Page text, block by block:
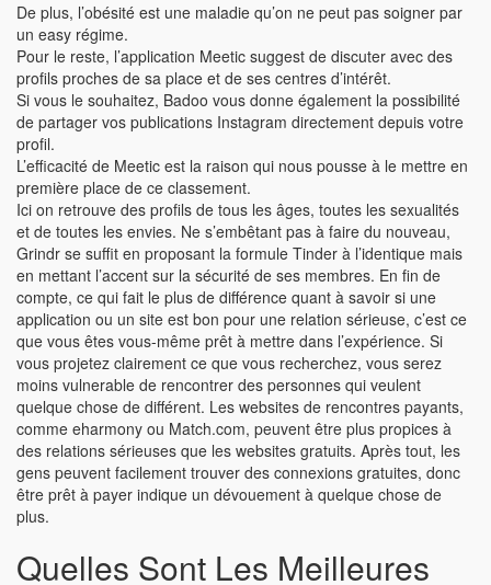
De plus, l’obésité est une maladie qu’on ne peut pas soigner par
un easy régime.
Pour le reste, l’application Meetic suggest de discuter avec des
profils proches de sa place et de ses centres d’intérêt.
Si vous le souhaitez, Badoo vous donne également la possibilité
de partager vos publications Instagram directement depuis votre
profil.
L’efficacité de Meetic est la raison qui nous pousse à le mettre en
première place de ce classement.
Ici on retrouve des profils de tous les âges, toutes les sexualités
et de toutes les envies. Ne s’embêtant pas à faire du nouveau,
Grindr se suffit en proposant la formule Tinder à l’identique mais
en mettant l’accent sur la sécurité de ses membres. En fin de
compte, ce qui fait le plus de différence quant à savoir si une
application ou un site est bon pour une relation sérieuse, c’est ce
que vous êtes vous-même prêt à mettre dans l’expérience. Si
vous projetez clairement ce que vous recherchez, vous serez
moins vulnerable de rencontrer des personnes qui veulent
quelque chose de différent. Les websites de rencontres payants,
comme eharmony ou Match.com, peuvent être plus propices à
des relations sérieuses que les websites gratuits. Après tout, les
gens peuvent facilement trouver des connexions gratuites, donc
être prêt à payer indique un dévouement à quelque chose de
plus.
Quelles Sont Les Meilleures